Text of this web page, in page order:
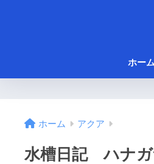
ホーム
ホーム アクア
水槽日記 ハナガ